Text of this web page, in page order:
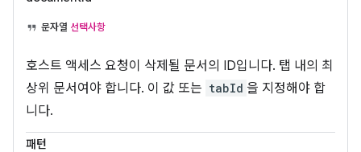
문자열 선택사항
호스트 액세스 요청이 삭제될 문서의 ID입니다. 탭 내의 최
상위 문서여야 합니다. 이 값 또는 tabId 을 지정해야 합
니다.
패턴